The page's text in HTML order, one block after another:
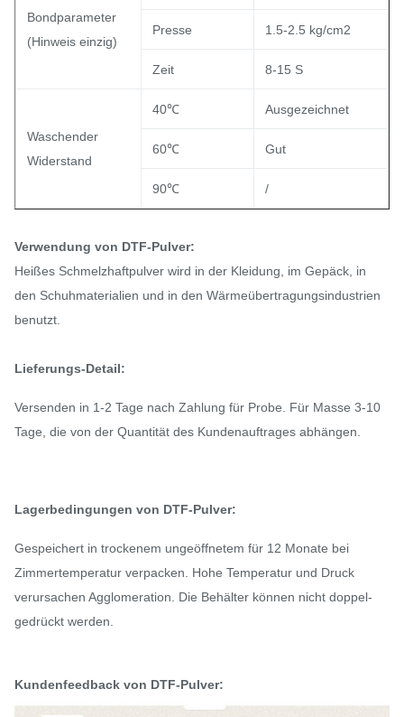
Bondparameter
(Hinweis einzig)
Presse 1.5-2.5 kg/cm2
Zeit 8-15 S
Waschender
Widerstand
40℃ Ausgezeichnet
60℃ Gut
90℃ /
Verwendung von DTF-Pulver:
Heißes Schmelzhaftpulver wird in der Kleidung, im Gepäck, in
den Schuhmaterialien und in den Wärmeübertragungsindustrien
benutzt.
Lieferungs-Detail:
Versenden in 1-2 Tage nach Zahlung für Probe. Für Masse 3-10
Tage, die von der Quantität des Kundenauftrages abhängen.
Lagerbedingungen von DTF-Pulver:
Gespeichert in trockenem ungeöffnetem für 12 Monate bei
Zimmertemperatur verpacken. Hohe Temperatur und Druck
verursachen Agglomeration. Die Behälter können nicht doppel-
gedrückt werden.
Kundenfeedback von DTF-Pulver: